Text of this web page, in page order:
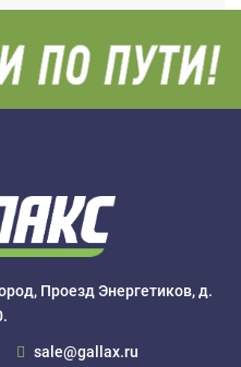
Проезд Энергетиков, д.
sale@gallax.ru